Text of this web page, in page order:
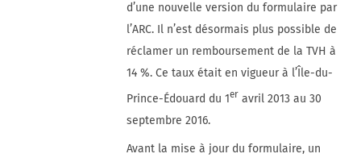
d’une nouvelle version du formulaire par
l’ARC. Il n’est désormais plus possible de
réclamer un remboursement de la TVH à
14 %. Ce taux était en vigueur à l’Île-du-
Prince-Édouard du 1er avril 2013 au 30
septembre 2016.
Avant la mise à jour du formulaire, un